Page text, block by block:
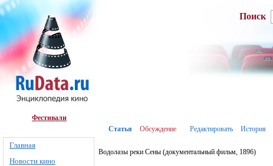
Фестивали
Главная
Новости кино
Поиск
Статья Обсуждение Редактировать История
Водолазы реки Сены (документальный фильм, 1896)